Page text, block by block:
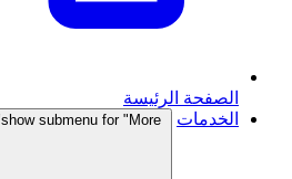
الصفحة الرئيسة
الخدمات
show submenu for "More"